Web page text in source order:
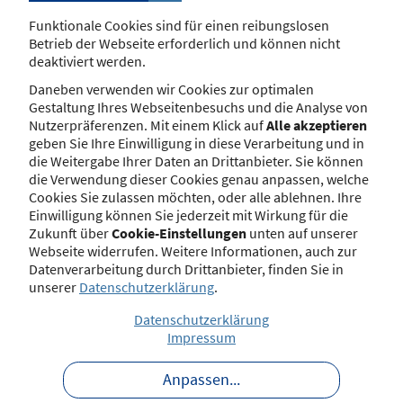
die Verfolgung von Ordnungswidrigkeiten und die
Durchführung von Gewerbeuntersagungsverfahren
haben die meisten Länder in der unmittelbaren
Staatsverwaltung belassen.
Eine Übersicht über die Zuständigkeiten finden Sie
hier.
Finanzanlagenvermittler und
Honorar-Finanzanlagenberater
Anders als im Recht der Versicherungsvermittler hat der
Bundesgesetzgeber für Finanzanlagenvermittler und
Honorar-Finanzanlagenberater keine Regelung über die
Zuständigkeit für die Erlaubniserteilung nach § 34f bzw. §
Landesgesetzgeber überlassen.
Erlaubniserteilung zuständig erklärt wurden, können Sie
der unter diesem
hinterlegten Liste entnehmen.
Funktionale Cookies sind für einen reibungslosen
Betrieb der Webseite erforderlich und können nicht
deaktiviert werden.
Daneben verwenden wir Cookies zur optimalen
Gestaltung Ihres Webseitenbesuchs und die Analyse von
Nutzerpräferenzen. Mit einem Klick aufAlle akzeptieren
geben Sie Ihre Einwilligung in diese Verarbeitung und in
die Weitergabe Ihrer Daten an Drittanbieter. Sie können
die Verwendung dieser Cookies genau anpassen, welche
Cookies Sie zulassen möchten, oder alle ablehnen. Ihre
Einwilligung können Sie jederzeit mit Wirkung für die
Zukunft überCookie-Einstellungen unten auf unserer
Webseite widerrufen. Weitere Informationen, auch zur
Datenverarbeitung durch Drittanbieter, finden Sie in
unserer Datenschutzerklärung.
Datenschutzerklärung
Impressum
Anpassen...